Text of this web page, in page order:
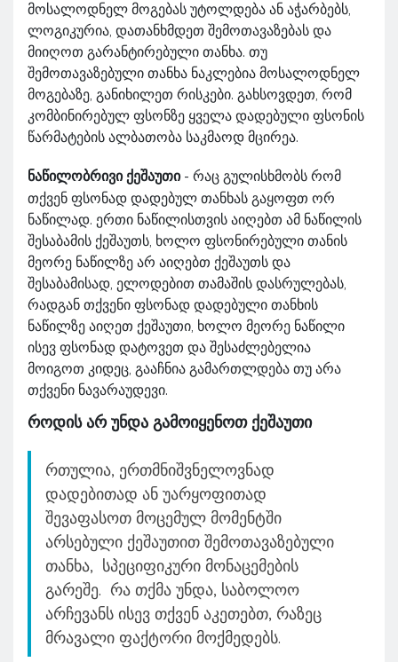
მოსალოდნელ მოგებას უტოლდება ან აჭარბებს,
ლოგიკურია, დათანხმდეთ შემოთავაზებას და
მიიღოთ გარანტირებული თანხა. თუ
შემოთავაზებული თანხა ნაკლებია მოსალოდნელ
მოგებაზე, განიხილეთ რისკები. გახსოვდეთ, რომ
კომბინირებულ ფსონზე ყველა დადებული ფსონის
წარმატების ალბათობა საკმაოდ მცირეა.
ნაწილობრივი ქეშაუთი- რაც გულისხმობს რომ
თქვენ ფსონად დადებულ თანხას გაყოფთ ორ
ნაწილად. ერთი ნაწილისთვის აიღებთ ამ ნაწილის
შესაბამის ქეშაუთს, ხოლო ფსონირებული თანის
მეორე ნაწილზე არ აიღებთ ქეშაუთს და
შესაბამისად, ელოდებით თამაშის დასრულებას,
რადგან თქვენი ფსონად დადებული თანხის
ნაწილზე აიღეთ ქეშაუთი, ხოლო მეორე ნაწილი
ისევ ფსონად დატოვეთ და შესაძლებელია
მოიგოთ კიდეც, გააჩნია გამართლდება თუ არა
თქვენი ნავარაუდევი.
როდის არ უნდა გამოიყენოთ ქეშაუთი
რთულია, ერთმნიშვნელოვნად
დადებითად ან უარყოფითად
შევაფასოთ მოცემულ მომენტში
არსებული ქეშაუთით შემოთავაზებული
თანხა, სპეციფიკური მონაცემების
გარეშე. რა თქმა უნდა, საბოლოო
არჩევანს ისევ თქვენ აკეთებთ, რაზეც
მრავალი ფაქტორი მოქმედებს.